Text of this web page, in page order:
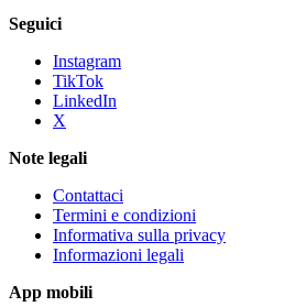
Seguici
Instagram
TikTok
LinkedIn
X
Note legali
Contattaci
Termini e condizioni
Informativa sulla privacy
Informazioni legali
App mobili